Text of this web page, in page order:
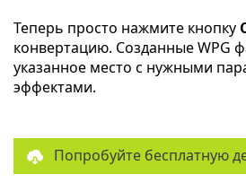
Теперь просто нажмите кнопку
конвертацию. Созданные WPG
указанное место с нужными
эффектами.
Попробуйте бесплатную